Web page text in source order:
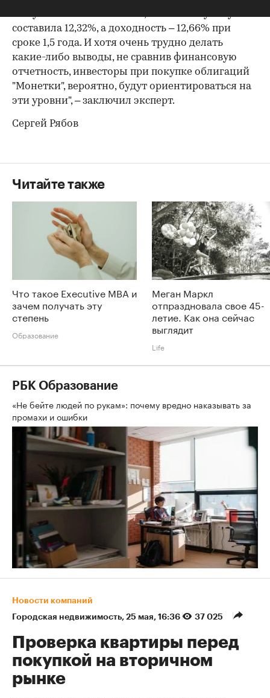
составила 12,32%, а доходность – 12,66% при
сроке 1,5 года. И хотя очень трудно делать
какие-либо выводы, не сравнив финансовую
отчетность, инвесторы при покупке облигаций
"Монетки", вероятно, будут ориентироваться на
эти уровни", – заключил эксперт.
Сергей Рябов
Читайте также
Что такое Executive MBA и
зачем получать эту
степень
Образование
Меган Маркл
отпраздновала свое 45-
летие. Как она сейчас
выглядит
Life
РБК Образование
«Не бейте людей по рукам»: почему вредно наказывать за
промахи и ошибки
Новости компаний
Городская недвижимость⁠, 25 мая, 16:36 37 025
Проверка квартиры перед
покупкой на вторичном
рынке